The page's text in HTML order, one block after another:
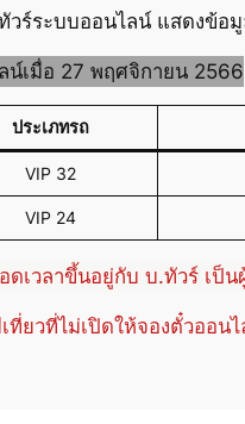
ร์ระบบออนไลน์ แสดงข้อ
น์เมื่อ 27 พฤศจิกายน 2566
ประเภทรถ
VIP 32
VIP 24
ดเวลาขึ้นอยู่กับ บ.ทัวร์ เป็
ที่ยวที่ไม่เปิดให้จองตั๋วออ